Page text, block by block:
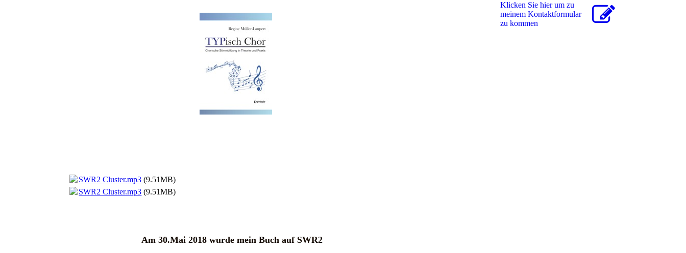
SWR2 Cluster.mp3 (9.51MB)
SWR2 Cluster.mp3 (9.51MB)
Am 30.Mai 2018 wurde mein Buch auf SWR2
Klicken Sie hier um zu
meinem Kon­takt­for­mu­lar
zu kommen